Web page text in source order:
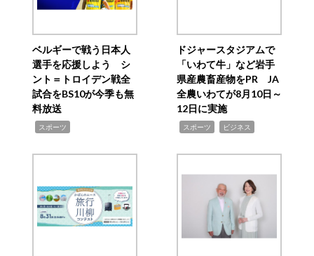
ベルギーで戦う日本人
選手を応援しよう シ
ント＝トロイデン戦全
試合をBS10が今季も無
料放送
スポーツ
ドジャースタジアムで
「いわて牛」など岩手
県産農畜産物をPR JA
全農いわてが8月10日～
12日に実施
スポーツ ビジネス